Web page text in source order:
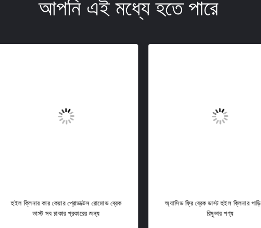
আপনি এই মধ্যে হতে পারে
হুইল ক্লিনার কার কেয়ার প্রোডাক্টস রোমোভ ব্রেক
ডাস্ট সব চাকার প্রকারের জন্য
অ্যাসিড ফ্রি ব্রেক ডাস্ট হুইল ক্লিনার গাড়ির চাকা
রিমুভার পণ্য